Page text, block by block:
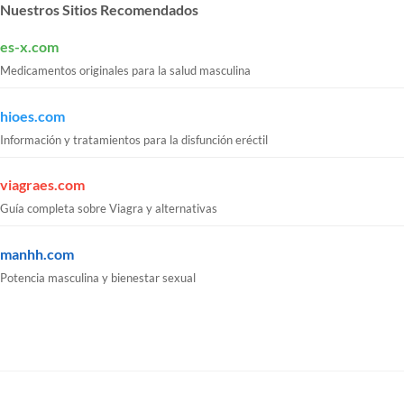
Nuestros Sitios Recomendados
es-x.com
Medicamentos originales para la salud masculina
hioes.com
Información y tratamientos para la disfunción eréctil
viagraes.com
Guía completa sobre Viagra y alternativas
manhh.com
Potencia masculina y bienestar sexual